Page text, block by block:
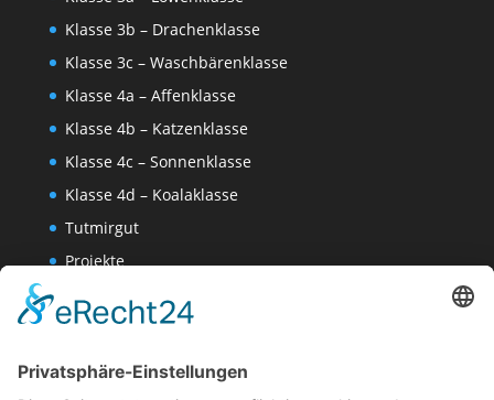
Klasse 3b – Drachenklasse
Klasse 3c – Waschbärenklasse
Klasse 4a – Affenklasse
Klasse 4b – Katzenklasse
Klasse 4c – Sonnenklasse
Klasse 4d – Koalaklasse
Tutmirgut
Projekte
Wissenschaften-AG
Datenschutzerklärung